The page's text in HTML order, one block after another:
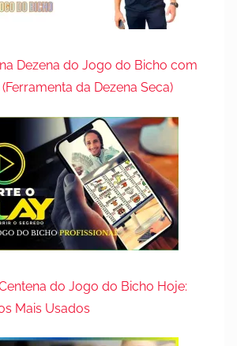
Dezena do Jogo do Bicho com
da Dezena Seca)
do Jogo do Bicho Hoje:
Mais Usados